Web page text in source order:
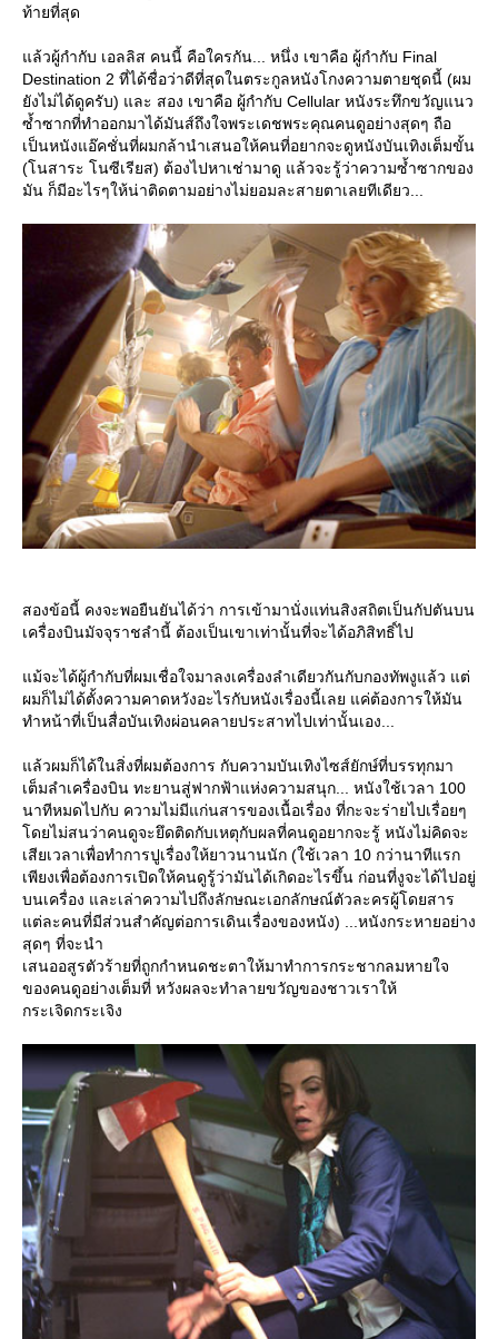
ท้ายที่สุด
ล้วผู้กำกับ เอลลิส คนนี้ คือใครกัน... หนึ่ง เขาคือ ผู้กำกับ Final
Destination 2 ที่ได้ชื่อว่าดีที่สุดในตระกูลหนังโกงความตายชุดนี้ (ผม
ังไม่ได้ดูครับ) และ สอง เขาคือ ผู้กำกับ Cellular หนังระทึกขวัญแนว
ซ้ำซากที่ทำออกมาได้มันส์ถึงใจพระเดชพระคุณคนดูอย่างสุดๆ ถือ
เป็นหนังแอ๊คชั่นที่ผมกล้านำเสนอให้คนที่อยากจะดูหนังบันเทิงเต็มขั้น
(โนสาระ โนซีเรียส) ต้องไปหาเช่ามาดู แล้วจะรู้ว่าความซ้ำซากของ
มัน ก็มีอะไรๆให้น่าติดตามอย่างไม่ยอมละสายตาเลยทีเดียว...
สองข้อนี้ คงจะพอยืนยันได้ว่า การเข้ามานั่งแท่นสิงสถิตเป็นกัปตันบน
เครื่องบินมัจจุราชลำนี้ ต้องเป็นเขาเท่านั้นที่จะได้อภิสิทธิ์ไป
ม้จะได้ผู้กำกับที่ผมเชื่อใจมาลงเครื่องลำเดียวกันกับกองทัพงูแล้ว แต่
ผมก็ไม่ได้ตั้งความคาดหวังอะไรกับหนังเรื่องนี้เลย แค่ต้องการให้มัน
ทำหน้าที่เป็นสื่อบันเทิงผ่อนคลายประสาทไปเท่านั้นเอง...
ล้วผมก็ได้ในสิ่งที่ผมต้องการ กับความบันเทิงไซส์ยักษ์ที่บรรทุกมา
เต็มลำเครื่องบิน ทะยานสู่ฟากฟ้าแห่งความสนุก... หนังใช้เวลา 100
นาทีหมดไปกับ ความไม่มีแก่นสารของเนื้อเรื่อง ที่กะจะร่ายไปเรื่อยๆ
ดยไม่สนว่าคนดูจะยึดติดกับเหตุกับผลที่คนดูอยากจะรู้ หนังไม่คิดจะ
เสียเวลาเพื่อทำการปูเรื่องให้ยาวนานนัก (ใช้เวลา 10 กว่านาทีแรก
เพียงเพื่อต้องการเปิดให้คนดูรู้ว่ามันได้เกิดอะไรขึ้น ก่อนที่งูจะได้ไปอยู่
บนเครื่อง และเล่าความไปถึงลักษณะเอกลักษณ์ตัวละครผู้โดยสาร
ต่ละคนที่มีส่วนสำคัญต่อการเดินเรื่องของหนัง) ...หนังกระหายอย่าง
สุดๆ ที่จะนำ
เสนออสูรตัวร้ายที่ถูกกำหนดชะตาให้มาทำการกระชากลมหายใจ
ของคนดูอย่างเต็มที่ หวังผลจะทำลายขวัญของชาวเราให้
กระเจิดกระเจิง